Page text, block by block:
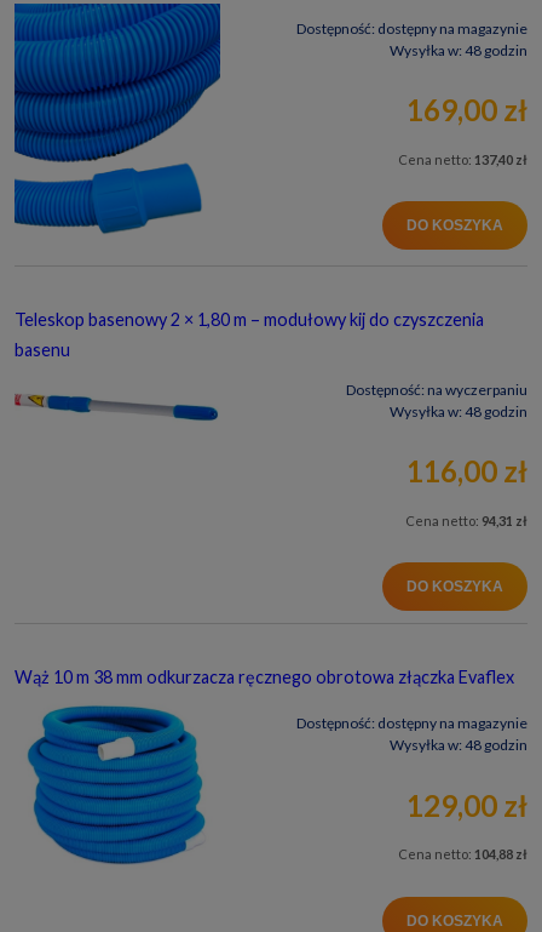
Dostępność: dostępny na magazynie
Wysyłka w: 48 godzin
169,00 zł
Cena netto: 137,40 zł
DO KOSZYKA
Teleskop basenowy 2 × 1,80 m – modułowy kij do czyszczenia
basenu
Dostępność: na wyczerpaniu
Wysyłka w: 48 godzin
116,00 zł
Cena netto: 94,31 zł
DO KOSZYKA
Wąż 10 m 38 mm odkurzacza ręcznego obrotowa złączka Evaflex
Dostępność: dostępny na magazynie
Wysyłka w: 48 godzin
129,00 zł
Cena netto: 104,88 zł
DO KOSZYKA